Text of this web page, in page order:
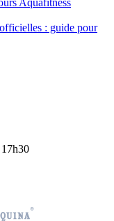
Aquafitness
: guide pour